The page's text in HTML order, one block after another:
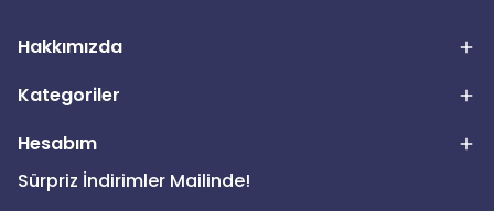
Hakkımızda
Kategoriler
Hesabım
Sürpriz İndirimler Mailinde!